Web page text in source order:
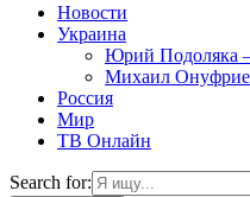
Новости
Украина
Юрий
Михаил
Россия
Мир
ТВ Онлайн
Search for: